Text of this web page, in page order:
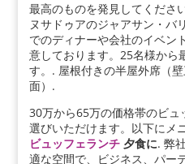
最高のものを発見してくださ
ヌサドゥアのジャアサン・バ
でのディナーや会社のイベン
意しております。25名様から
す。. 屋根付きの半屋外席（
面）.
30万から65万の価格帯のビ
選びいただけます。以下にメ
ビュッフェランチ 夕食に. 弊
適な空間で、ビジネス、パー